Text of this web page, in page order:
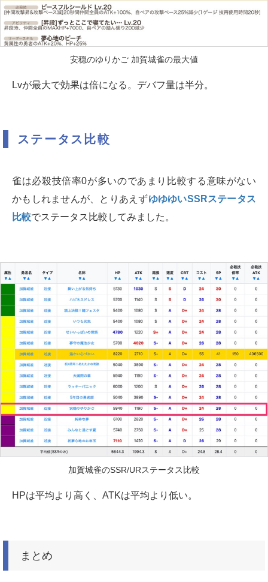
安穏のゆりかご 加賀城雀の最大値
Lvが最大で効果は倍になる。デバフ量は半分。
ステータス比較
雀は必殺技倍率0が多いのであまり比較する意味がない
かもしれませんが、とりあえずゆゆゆいSSRステータス
比較でステータス比較してみました。
加賀城雀のSSR/URステータス比較
HPは平均より高く、ATKは平均より低い。
まとめ